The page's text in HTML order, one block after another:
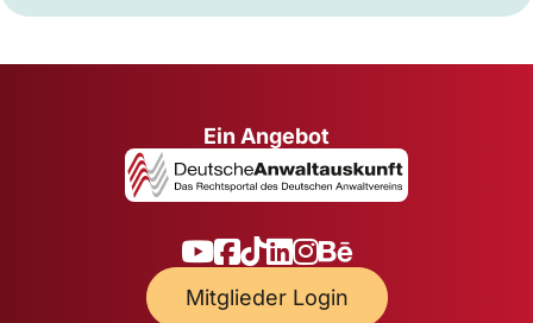
Ein Angebot
Mitglieder Login